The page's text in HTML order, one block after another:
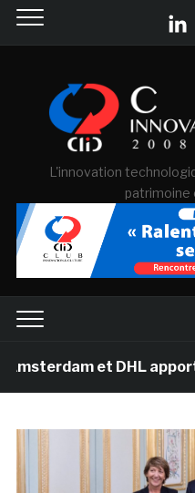
L'innovation
patrimoine
et DHL apportent